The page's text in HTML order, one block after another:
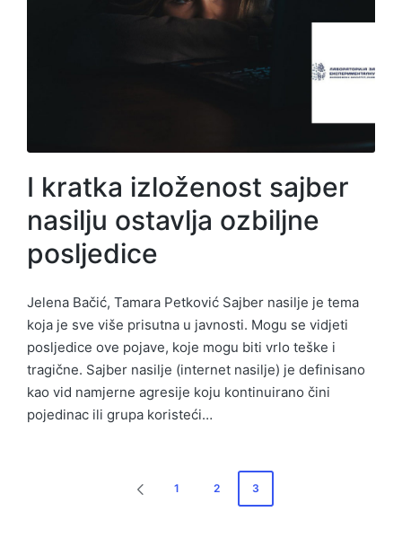
I kratka izloženost sajber
nasilju ostavlja ozbiljne
posljedice
Jelena Bačić, Tamara Petković Sajber nasilje je tema
koja je sve više prisutna u javnosti. Mogu se vidjeti
posljedice ove pojave, koje mogu biti vrlo teške i
tragične. Sajber nasilje (internet nasilje) je definisano
kao vid namjerne agresije koju kontinuirano čini
pojedinac ili grupa koristeći…
PREVIOUS
1 2 3